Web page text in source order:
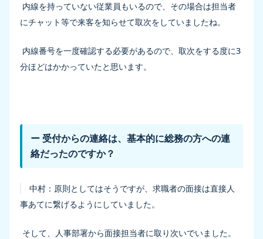
内線を持っていない従業員もいるので、その場合は担当者
にチャット等で来客を知らせて取次をしていましたね。
内線番号を一度確認する必要があるので、取次をする度に3
分ほどはかかっていたと思います。
ー 受付からの連絡は、基本的に総務の方への連
絡だったのですか？
中村： 原則としてはそうですが、求職者の面接は直接人
事あてに繋げるようにしていました。
そして、人事部署から面接担当者に取り次いでいました。